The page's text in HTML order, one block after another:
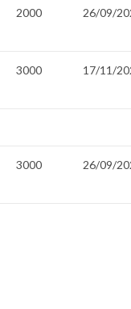
2000 26/09/
3000 17/11/
3000 26/09/